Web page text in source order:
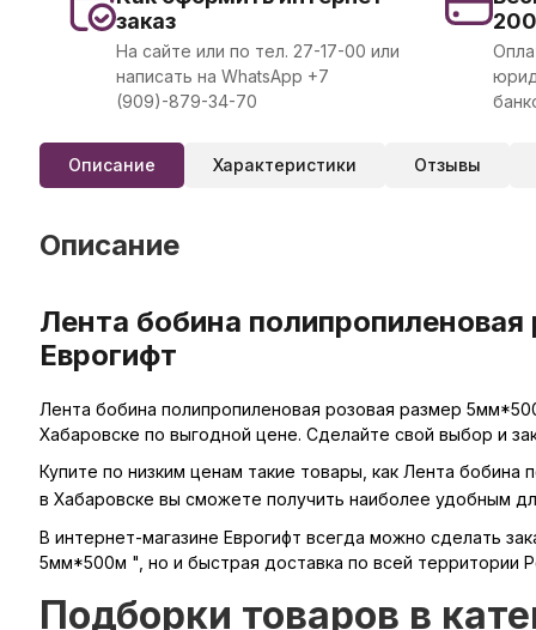
заказ
На сайте или по тел. 27-17-00 или
написать на WhatsApp +7
(909)-879-34-70
Описание Характеристики Отзывы
Описание
Лента бобина
Еврогифт
Лента бобина полипропиленовая розовая размер
Хабаровске по выгодной цене. Сделайте свой выбор и
Купите по низким ценам такие товары, как Лента
в Хабаровске вы сможете получить наиболее удобным
В интернет-магазине Еврогифт всегда можно сделать
5мм*500м ", но и быстрая доставка по всей территории
Подборки товаров в